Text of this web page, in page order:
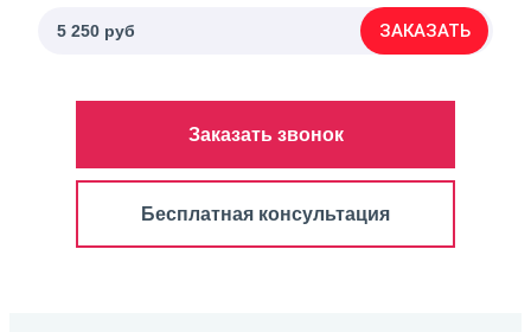
5 250 руб ЗАКАЗАТЬ
Заказать звонок
Бесплатная консультация